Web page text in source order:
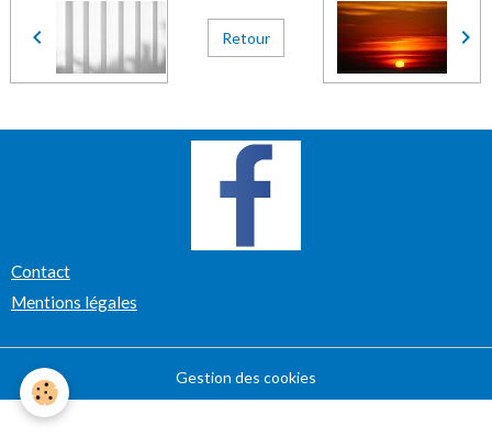
Retour
Contact
Mentions légales
Gestion des cookies